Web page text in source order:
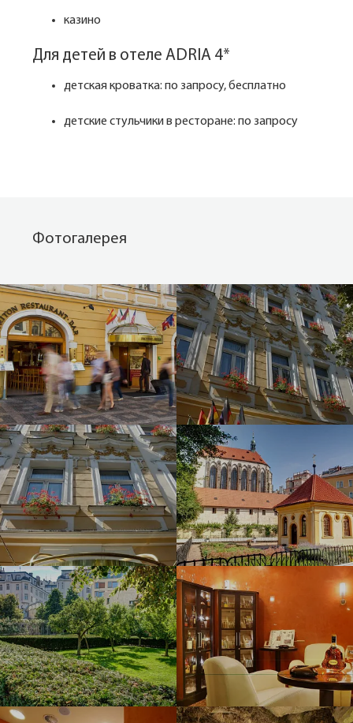
казино
Для детей в отеле ADRIA 4*
детская кроватка: по запросу, бесплатно
детские стульчики в ресторане: по запросу
Фотогалерея